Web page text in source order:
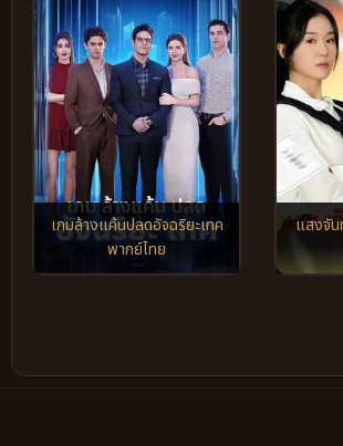
เกมล้างแค้นปลดอัจฉริยะเทค
พากย์ไทย
แสงจัน